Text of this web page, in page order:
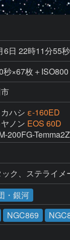
6日 22時11分55秒
秒×67枚＋
ハシ ε-160ED
ノン EOS 60D
200FG-
ク、ステライメ
・銀河
NGC869